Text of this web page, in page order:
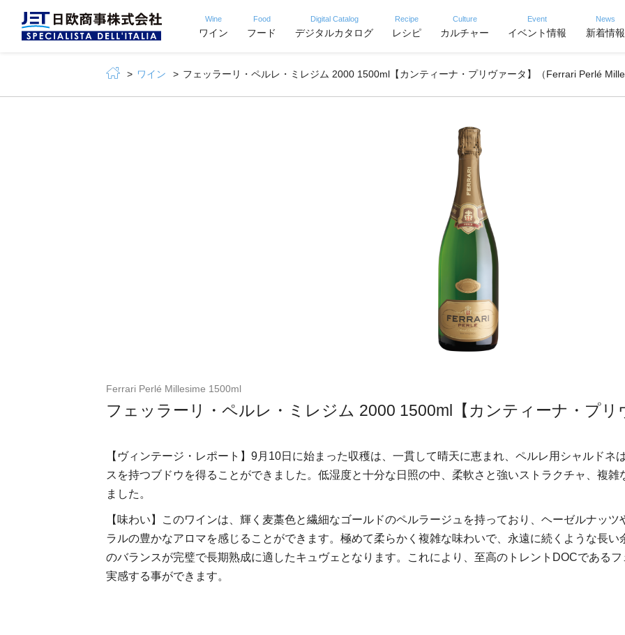
Wine
ワイン
Food
フード
Digital Catalog
デジタルカタログ
Recipe
レシピ
Culture
カルチャー
Event
イベント情報
News
新着情報
ワイン フェッラーリ・ペルレ・ミレジム 2000 1500ml【カンティーナ・プリヴァータ】（Ferrari Perlé
Ferrari Perlé Millesime 1500ml
フェッラーリ・ペルレ・ミレジム 2000 1500ml【カンティーナ・プリ
【ヴィンテージ・レポート】9月10日に始まった収穫は、一貫して晴天に恵まれ、ペルレ用シャルドネ
スを持つブドウを得ることができました。低湿度と十分な日照の中、柔軟さと強いストラクチャ、複
ました。
【味わい】このワインは、輝く麦藁色と繊細なゴールドのペルラージュを持っており、ヘーゼルナッ
ラルの豊かなアロマを感じることができます。極めて柔らかく複雑な味わいで、永遠に続くような長
のバランスが完璧で長期熟成に適したキュヴェとなります。これにより、至高のトレントDOCである
実感する事ができます。